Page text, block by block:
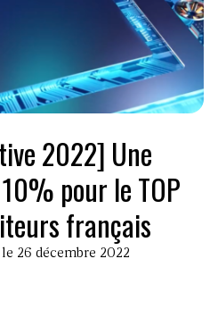
2022] Une
pour le TOP
français
26 décembre 2022